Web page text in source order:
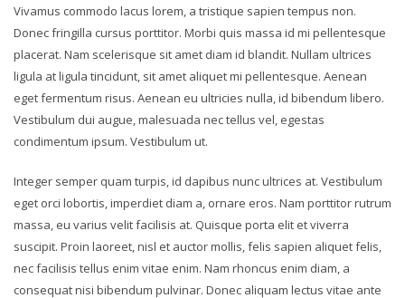
Vivamus commodo lacus lorem, a tristique sapien tempus non.
Donec fringilla cursus porttitor. Morbi quis massa id mi pellentesque
placerat. Nam scelerisque sit amet diam id blandit. Nullam ultrices
ligula at ligula tincidunt, sit amet aliquet mi pellentesque. Aenean
eget fermentum risus. Aenean eu ultricies nulla, id bibendum libero.
Vestibulum dui augue, malesuada nec tellus vel, egestas
condimentum ipsum. Vestibulum ut.
Integer semper quam turpis, id dapibus nunc ultrices at. Vestibulum
eget orci lobortis, imperdiet diam a, ornare eros. Nam porttitor rutrum
massa, eu varius velit facilisis at. Quisque porta elit et viverra
suscipit. Proin laoreet, nisl et auctor mollis, felis sapien aliquet felis,
nec facilisis tellus enim vitae enim. Nam rhoncus enim diam, a
consequat nisi bibendum pulvinar. Donec aliquam lectus vitae ante